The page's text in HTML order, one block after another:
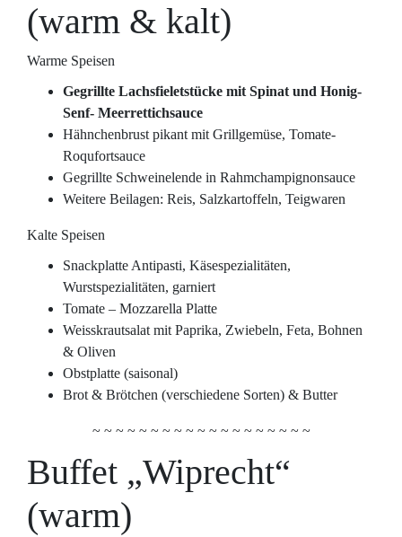
(warm & kalt)
Warme Speisen
Gegrillte Lachsfieletstücke mit Spinat und Honig-
Senf- Meerrettichsauce
Hähnchenbrust pikant mit Grillgemüse, Tomate-
Roqufortsauce
Gegrillte Schweinelende in Rahmchampignonsauce
Weitere Beilagen: Reis, Salzkartoffeln, Teigwaren
Kalte Speisen
Snackplatte Antipasti, Käsespezialitäten,
Wurstspezialitäten, garniert
Tomate – Mozzarella Platte
Weisskrautsalat mit Paprika, Zwiebeln, Feta, Bohnen
& Oliven
Obstplatte (saisonal)
Brot & Brötchen (verschiedene Sorten) & Butter
~ ~ ~ ~ ~ ~ ~ ~ ~ ~ ~ ~ ~ ~ ~ ~ ~ ~ ~
Buffet „Wiprecht“
(warm)